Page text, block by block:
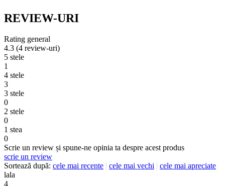
REVIEW-URI
Rating general
4.3 (4 review-uri)
5 stele
1
4 stele
3
3 stele
0
2 stele
0
1 stea
0
Scrie un review și spune-ne opinia ta despre acest produs
scrie un review
Sortează după: cele mai recente cele mai vechi
cele mai apreciate
lala
4